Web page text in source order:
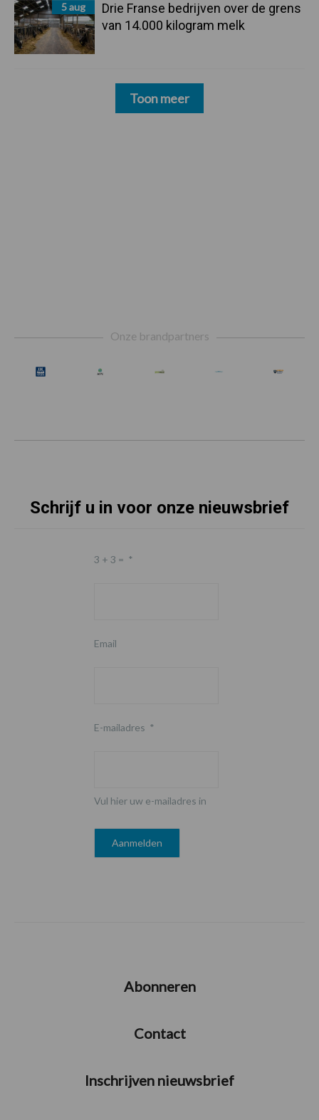
5 aug
Drie Franse bedrijven over de grens
van 14.000 kilogram melk
Toon meer
Onze brandpartners
Schrijf u in voor onze nieuwsbrief
3 + 3 = *
Email
E-mailadres *
Vul hier uw e-mailadres in
Abonneren
Contact
Inschrijven nieuwsbrief